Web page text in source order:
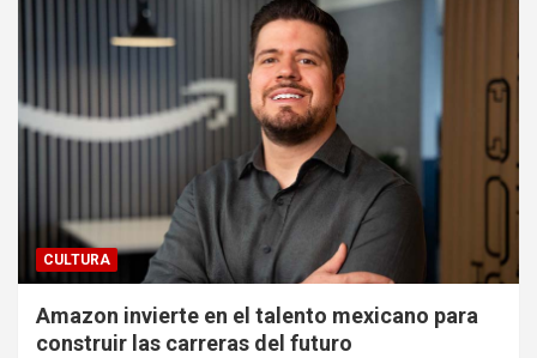
CULTURA
Amazon invierte en el talento mexicano para
construir las carreras del futuro